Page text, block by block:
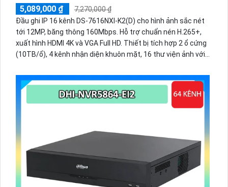
5,089,000 ₫
7,270,000 ₫
Đầu ghi IP 16 kênh DS-7616NXI-K2(D) cho hình ảnh sắc nét
tới 12MP, băng thông 160Mbps. Hỗ trợ chuẩn nén H.265+,
xuất hình HDMI 4K và VGA Full HD. Thiết bị tích hợp 2 ổ cứng
(10TB/ổ), 4 kênh nhận diện khuôn mặt, 16 thư viện ảnh với
tiện.